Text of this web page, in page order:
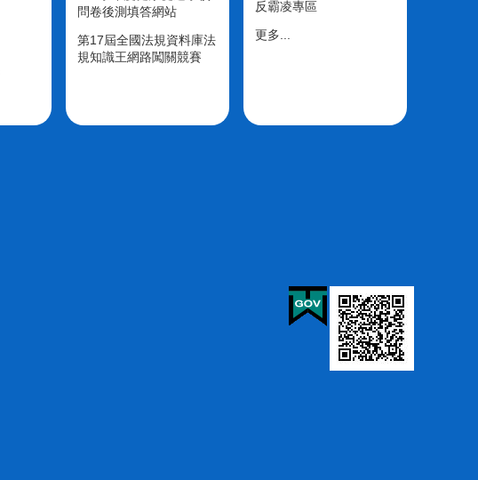
問卷後測填答網站
第17屆全國法規資料庫法
規知識王網路闖關競賽
反霸凌專區
更多...